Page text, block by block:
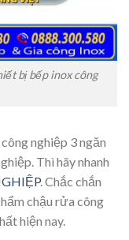
bị bếp inox công
nghiệp 3 ngăn
Thì hãy nhanh
. Chắc chắn
chậu rửa công
hiện nay.